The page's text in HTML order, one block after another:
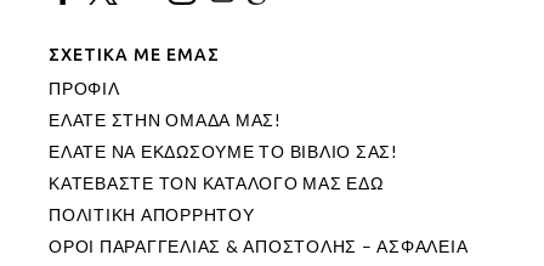
ΣΧΕΤΙΚΑ ΜΕ ΕΜΑΣ
ΠΡΟΦΙΛ
ΕΛΑΤΕ ΣΤΗΝ ΟΜΑΔΑ ΜΑΣ!
ΕΛΑΤΕ ΝΑ ΕΚΔΩΣΟΥΜΕ ΤΟ ΒΙΒΛΙΟ ΣΑΣ!
ΚΑΤΕΒΑΣΤΕ ΤΟΝ ΚΑΤΑΛΟΓΟ ΜΑΣ ΕΔΩ
ΠΟΛΙΤΙΚΗ ΑΠΟΡΡΗΤΟΥ
ΟΡΟΙ ΠΑΡΑΓΓΕΛΙΑΣ & ΑΠΟΣΤΟΛΗΣ – ΑΣΦΑΛΕΙΑ